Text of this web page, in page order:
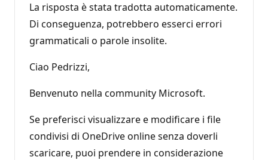
La risposta è stata tradotta automaticamente.
Di conseguenza, potrebbero esserci errori
grammaticali o parole insolite.
Ciao Pedrizzi,
Benvenuto nella community Microsoft.
Se preferisci visualizzare e modificare i file
condivisi di OneDrive online senza doverli
scaricare, puoi prendere in considerazione